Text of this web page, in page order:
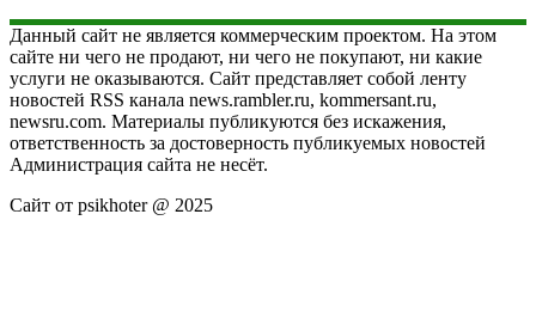
Данный сайт не является коммерческим проектом. На этом
сайте ни чего не продают, ни чего не покупают, ни какие
услуги не оказываются. Сайт представляет собой ленту
новостей RSS канала news.rambler.ru, kommersant.ru,
newsru.com. Материалы публикуются без искажения,
ответственность за достоверность публикуемых новостей
Администрация сайта не несёт.
Сайт от psikhoter @ 2025